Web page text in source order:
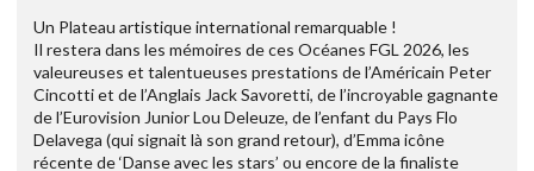
Un Plateau artistique international remarquable !
Il restera dans les mémoires de ces Océanes FGL 2026, les
valeureuses et talentueuses prestations de l’Américain Peter
Cincotti et de l’Anglais Jack Savoretti, de l’incroyable gagnante
de l’Eurovision Junior Lou Deleuze, de l’enfant du Pays Flo
Delavega (qui signait là son grand retour), d’Emma icône
récente de ‘Danse avec les stars’ ou encore de la finaliste